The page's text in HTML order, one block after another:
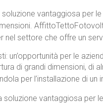
soluzione vantaggiosa per
nel settore che offre un
un’opportunità per le
di grandi dimensioni, di
per l’installazione di
vantaggiosa per